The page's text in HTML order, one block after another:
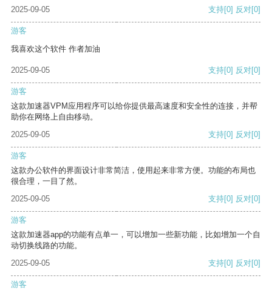
2025-09-05 支持[0] 反对[0]
游客
我喜欢这个软件 作者加油
2025-09-05 支持[0] 反对[0]
游客
这款加速器VPM应用程序可以给你提供最高速度和安全性的连接，并帮
助你在网络上自由移动。
2025-09-05
支持[0] 反对[0]
游客
这款办公软件的界面设计非常简洁，使用起来非常方便。功能的布局也
很合理，一目了然。
2025-09-05
支持[0] 反对[0]
游客
这款加速器app的功能有点单一，可以增加一些新功能，比如增加一个自
动切换线路的功能。
2025-09-05
支持[0] 反对[0]
游客